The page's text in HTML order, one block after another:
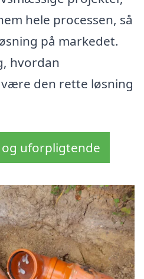
hele processen, så
på markedet.
hvordan
den rette løsning
uforpligtende